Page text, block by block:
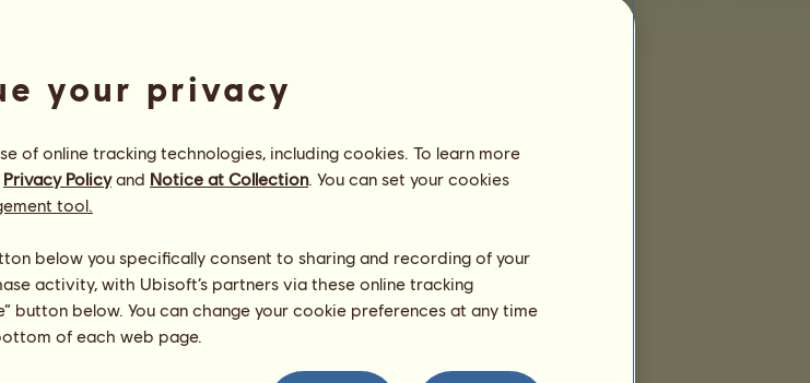
Aktuálne:
Nájdite UFO na stránke ADY ako prvý!
your privacy
of online tracking technologies, including cookies. To learn more
Privacy Policyand Notice at Collection. You can set your cookies
tool.
below you specifically consent to sharing and recording of your
activity, with Ubisoft’s partners via these online tracking
button below. You can change your cookie preferences at any time
of each web page.